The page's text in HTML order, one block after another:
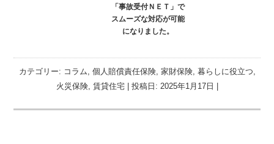
「事故受付ＮＥＴ」で
スムーズな対応が可能
になりました。
カテゴリー: コラム, 個人賠償責任保険, 家財保険, 暮らしに役立つ,
火災保険, 賃貸住宅| 投稿日: 2025年1月17日